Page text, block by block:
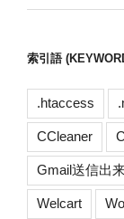
索引語
.htaccess
CCleaner
Gmail送信出
Welcart